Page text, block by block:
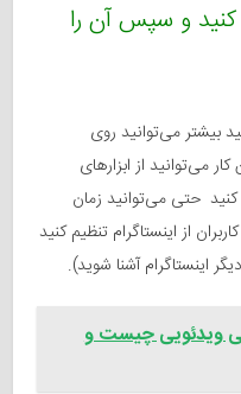
کنید و سپس آن را
بیشتر می‌توانید روی
می‌توانید از ابزارهای
کنید حتی می‌توانید زمان
از اینستاگرام تنظیم کنید
اینستاگرام آشنا شوید).
ویدئو‌یی چیست و